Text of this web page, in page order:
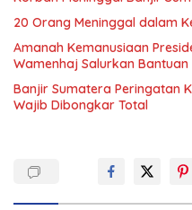
20 Orang Meninggal dalam
Amanah Kemanusiaan
Wamenhaj Salurkan
Banjir Sumatera Peringatan
Wajib Dibongkar Total